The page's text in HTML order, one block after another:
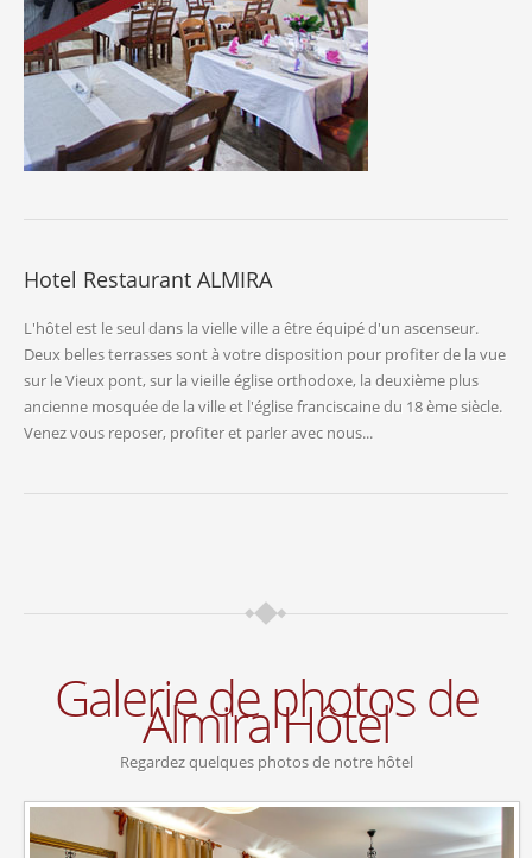
Hotel Restaurant ALMIRA
L'hôtel est le seul dans la vielle ville a être équipé d'un ascenseur.
Deux belles terrasses sont à votre disposition pour profiter de la vue
sur le Vieux pont, sur la vieille église orthodoxe, la deuxième plus
ancienne mosquée de la ville et l'église franciscaine du 18 ème siècle.
Venez vous reposer, profiter et parler avec nous...
Galerie de photos de
Almira Hôtel
Regardez quelques photos de notre hôtel